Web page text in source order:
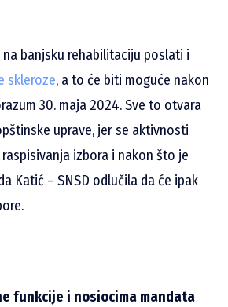
banjsku rehabilitaciju poslati i
skleroze, a to će biti moguće nakon
30. maja 2024. Sve to otvara
uprave, jer se aktivnosti
izbora i nakon što je
Katić – SNSD odlučila da će ipak
funkcije i nosiocima mandata